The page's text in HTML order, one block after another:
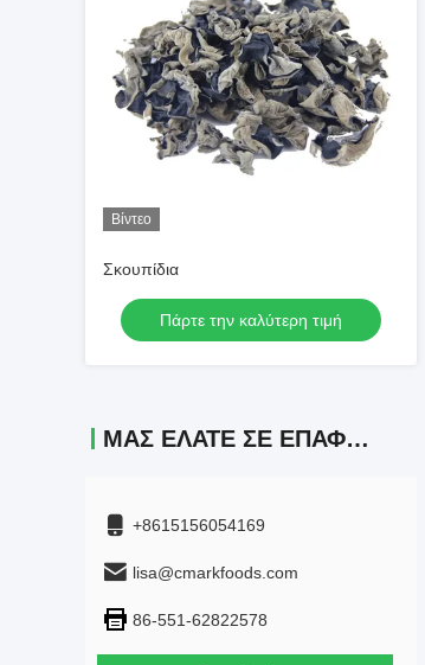
Βίντεο
Σκουπίδια
Πάρτε την καλύτερη τιμή
ΜΑΣ ΕΛΆΤΕ ΣΕ ΕΠΑΦΉ ΜΕ
+8615156054169
lisa@cmarkfoods.com
86-551-62822578